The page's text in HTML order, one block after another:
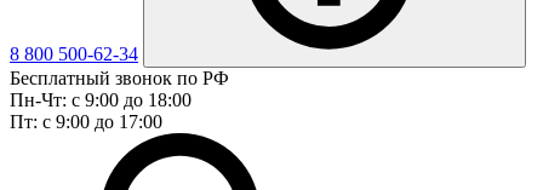
8 800 500-62-34
Бесплатный звонок по РФ
Пн-Чт: с 9:00 до 18:00
Пт: с 9:00 до 17:00